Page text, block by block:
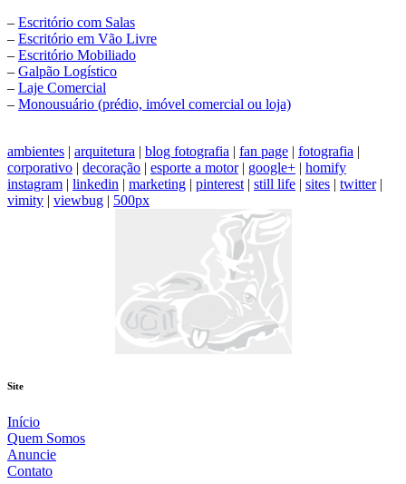
– Escritório com Salas
– Escritório em Vão Livre
– Escritório Mobiliado
– Galpão Logístico
– Laje Comercial
– Monousuário (prédio, imóvel comercial ou loja)
ambientes | arquitetura | blog fotografia | fan page | fotografia |
corporativo | decoração | esporte a motor| google+ | homify
instagram | linkedin | marketing | pinterest | still life | sites | twitter|
vimity | viewbug | 500px
Site
Início
Quem Somos
Anuncie
Contato